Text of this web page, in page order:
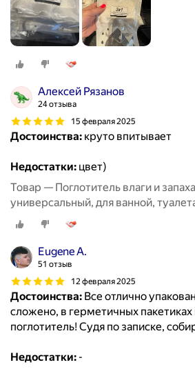
Алексей Рязанов
24 отзыва
15 февраля 2025
Достоинства: круто впитывает
Недостатки: цвет)
Товар — Поглотитель влаги и
универсальный, для ванной,
набор 6 штук
Eugene A.
51 отзыв
12 февраля 2025
Достоинства: Все отлично
сложено, в герметичных
поглотитель! Судя по записке,
Недостатки: -